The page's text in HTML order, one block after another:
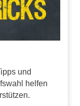
und
helfen